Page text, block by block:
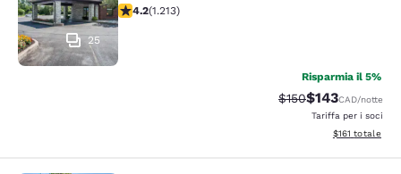
25
Valutazione di 4.16 stelle. Molto buono. 1213 recensioni
4.2(1.213)
Risparmia il 5%
Tariffa di barratura:
$150Tariffa
$143CAD/notte
Tariffa per i soci
Visualizza i
$161 totale